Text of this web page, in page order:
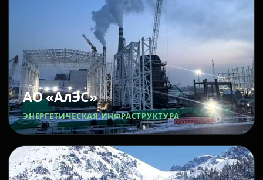
АО «АлЭС»
ЭНЕРГЕТИЧЕСКАЯ ИНФРАСТРУКТУРА